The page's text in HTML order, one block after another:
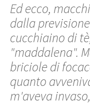
Ed ecco,
dalla
cucchiaino di
"maddalena".
briciole di
quanto
m'aveva